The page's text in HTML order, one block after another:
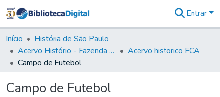
&
Coleções
Tudo na
Estatísticas
Entrar
Início
História de São Paulo
Acervo Histório - Fazenda Lageado
Acervo historico FCA
Campo de Futebol
Campo de Futebol